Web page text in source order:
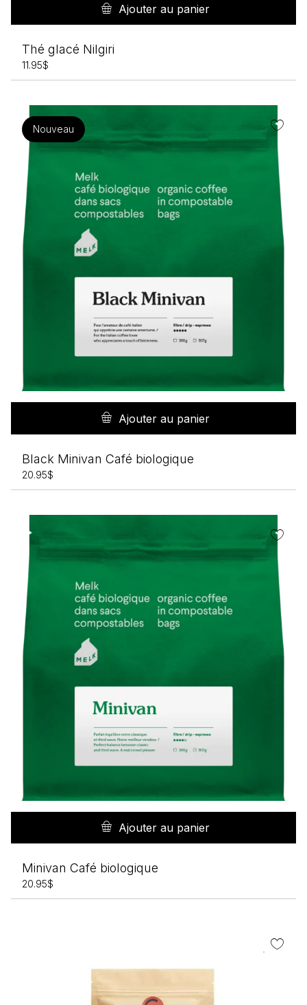
Ajouter au panier
Thé glacé Nilgiri
11.95$
Nouveau
Ajouter au panier
Black Minivan Café biologique
20.95$
Ajouter au panier
Minivan Café biologique
20.95$